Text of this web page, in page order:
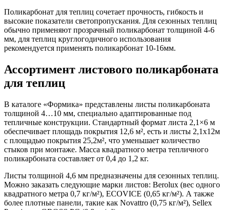
Поликарбонат для теплиц сочетает прочность, гибкость и
высокие показатели светопропускания. Для сезонных теплиц
обычно применяют прозрачный поликарбонат толщиной 4-6
мм, для теплиц круглогодичного использования
рекомендуется применять поликарбонат 10-16мм.
Ассортимент листового поликарбоната
для теплиц
В каталоге «Формика» представлены листы поликарбоната
толщиной 4…10 мм, специально адаптированные под
тепличные конструкции. Стандартный формат листа 2,1×6 м
обеспечивает площадь покрытия 12,6 м², есть и листы 2,1х12м
с площадью покрытия 25,2м², что уменьшает количество
стыков при монтаже. Масса квадратного метра тепличного
поликарбоната составляет от 0,4 до 1,2 кг.
Листы толщиной 4,6 мм предназначены для сезонных теплиц.
Можно заказать следующие марки листов: Berolux (вес одного
квадратного метра 0,7 кг/м²), ECOVICE (0,65 кг/м²). А также
более плотные панели, такие как Novattro (0,75 кг/м²), Sellex